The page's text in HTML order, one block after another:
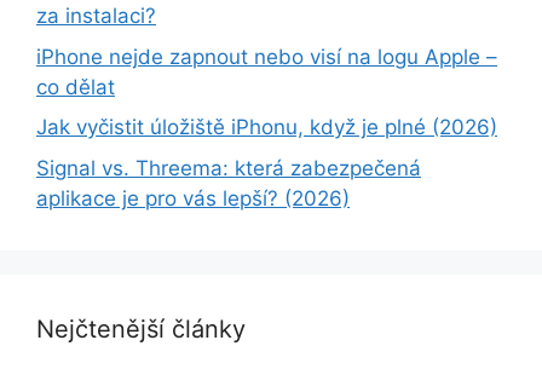
za instalaci?
iPhone nejde zapnout nebo visí na logu Apple –
co dělat
Jak vyčistit úložiště iPhonu, když je plné (2026)
Signal vs. Threema: která zabezpečená
aplikace je pro vás lepší? (2026)
Nejčtenější články